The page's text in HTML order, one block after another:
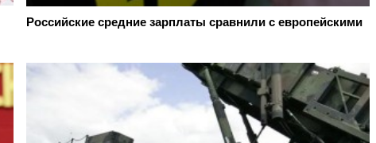
Российские средние зарплаты сравнили с европейскими